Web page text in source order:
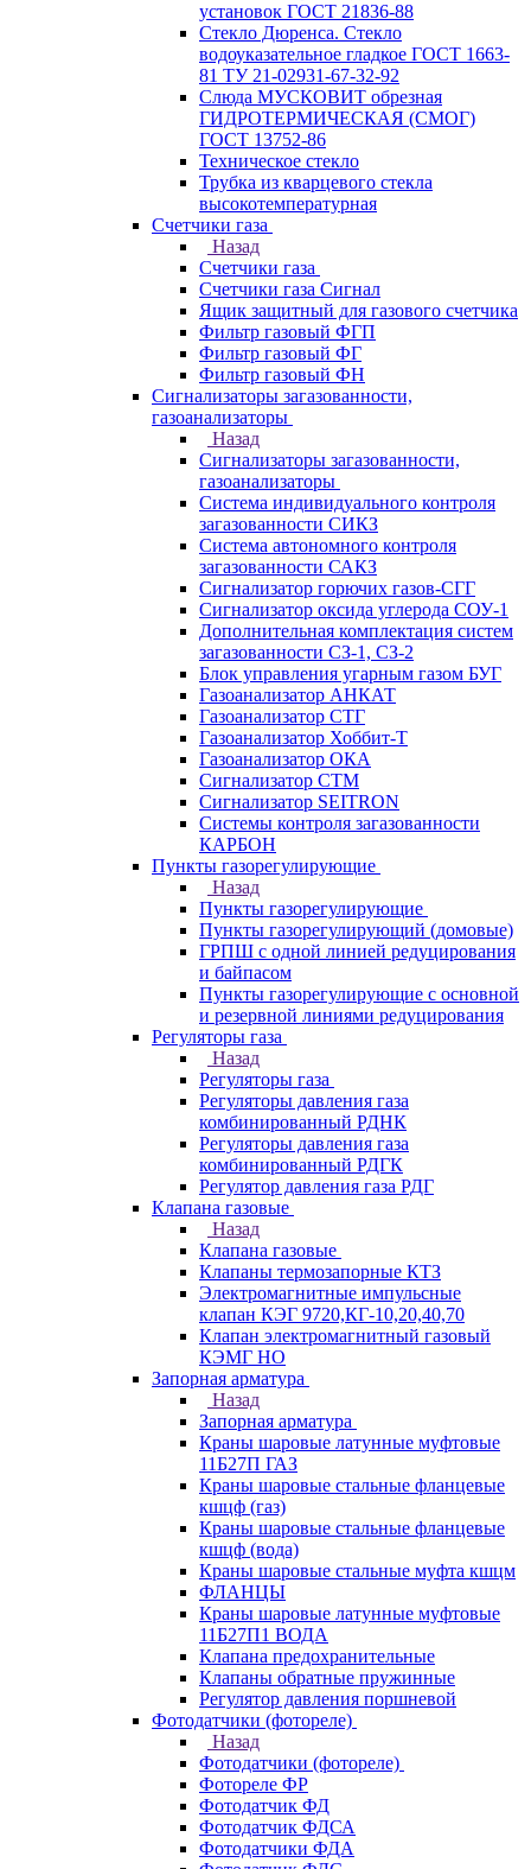
установок ГОСТ 21836-88
Стекло Дюренса. Стекло
водоуказательное гладкое ГОСТ 1663-
81 ТУ 21-02931-67-32-92
Слюда МУСКОВИТ обрезная
ГИДРОТЕРМИЧЕСКАЯ (СМОГ)
ГОСТ 13752-86
Техническое стекло
Трубка из кварцевого стекла
высокотемпературная
Счетчики газа
Назад
Счетчики газа
Счетчики газа Сигнал
Ящик защитный для газового счетчика
Фильтр газовый ФГП
Фильтр газовый ФГ
Фильтр газовый ФН
Сигнализаторы загазованности,
газоанализаторы
Назад
Сигнализаторы загазованности,
газоанализаторы
Система индивидуального контроля
загазованности СИКЗ
Система автономного контроля
загазованности САКЗ
Сигнализатор горючих газов-СГГ
Сигнализатор оксида углерода СОУ-1
Дополнительная комплектация систем
загазованности СЗ-1, СЗ-2
Блок управления угарным газом БУГ
Газоанализатор АНКАТ
Газоанализатор СТГ
Газоанализатор Хоббит-Т
Газоанализатор ОКА
Сигнализатор СТМ
Сигнализатор SEITRON
Системы контроля загазованности
КАРБОН
Пункты газорегулирующие
Назад
Пункты газорегулирующие
Пункты газорегулирующий (домовые)
ГРПШ с одной линией редуцирования
и байпасом
Пункты газорегулирующие с основной
и резервной линиями редуцирования
Регуляторы газа
Назад
Регуляторы газа
Регуляторы давления газа
комбинированный РДНК
Регуляторы давления газа
комбинированный РДГК
Регулятор давления газа РДГ
Клапана газовые
Назад
Клапана газовые
Клапаны термозапорные КТЗ
Электромагнитные импульсные
клапан КЭГ 9720,КГ-10,20,40,70
Клапан электромагнитный газовый
КЭМГ НО
Запорная арматура
Назад
Запорная арматура
Краны шаровые латунные муфтовые
11Б27П ГАЗ
Краны шаровые стальные фланцевые
кшцф (газ)
Краны шаровые стальные фланцевые
кшцф (вода)
Краны шаровые стальные муфта кшцм
ФЛАНЦЫ
Краны шаровые латунные муфтовые
11Б27П1 ВОДА
Клапана предохранительные
Клапаны обратные пружинные
Регулятор давления поршневой
Фотодатчики (фотореле)
Назад
Фотодатчики (фотореле)
Фотореле ФР
Фотодатчик ФД
Фотодатчик ФДСА
Фотодатчики ФДА